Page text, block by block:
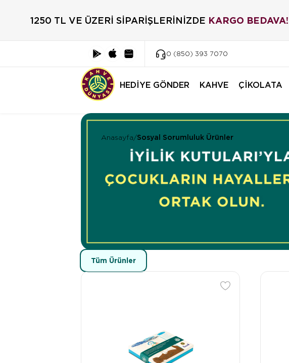
1250 TL VE ÜZERİ SİPARİŞLERİNİZDE KARGO BEDAVA!
0 (850) 393 7070
HEDİYE GÖNDER KAHVE ÇİKOLATA
Anasayfa/Sosyal Sorumluluk Ürünler
Tüm Ürünler